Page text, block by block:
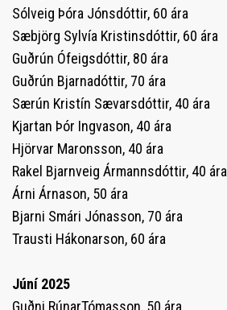
Sólveig Þóra Jónsdóttir, 60 ára
Sæbjörg Sylvía Kristinsdóttir, 60 ára
Guðrún Ófeigsdóttir, 80 ára
Guðrún Bjarnadóttir, 70 ára
Særún Kristín Sævarsdóttir, 40 ára
Kjartan Þór Ingvason, 40 ára
Hjörvar Maronsson, 40 ára
Rakel Bjarnveig Ármannsdóttir, 40 ára
Árni Árnason, 50 ára
Bjarni Smári Jónasson, 70 ára
Trausti Hákonarson, 60 ára
Júní 2025
Guðni RúnarTómasson, 50 ára